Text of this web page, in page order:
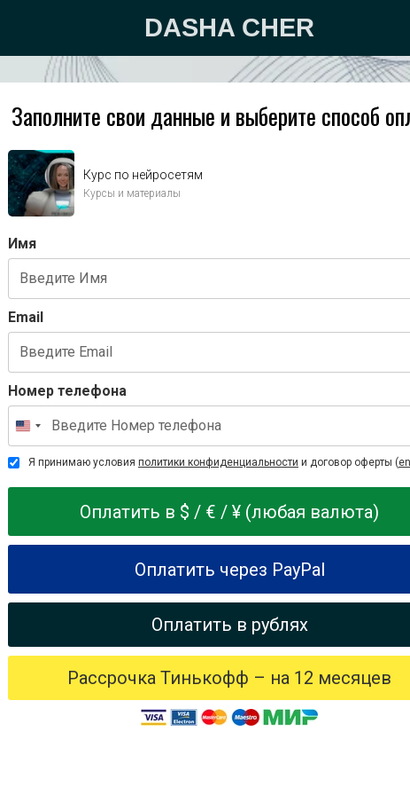
DASHA CHER
Заполните свои данные и выберите способ
Курс по нейросетям
Курсы и материалы
Имя
Email
Номер телефона
Я принимаю условия политики конфиденциальности и договор оферты (
Оплатить в $ / € / ¥ (любая валюта)
Оплатить через PayPal
Оплатить в рублях
Рассрочка Тинькофф – на 12 месяцев